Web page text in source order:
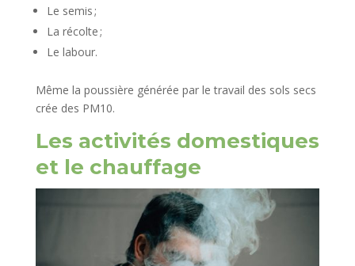
Le semis ;
La récolte ;
Le labour.
Même la poussière générée par le travail des sols secs
crée des PM10.
Les activités domestiques
et le chauffage